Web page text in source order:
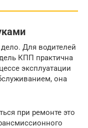
Для водителей
КПП практична
эксплуатации
она
при ремонте это